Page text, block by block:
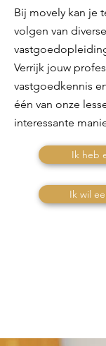
Bij movely kan je
volgen van
Verrijk jouw
vastgoedkennis
één van onze
interessante
Ik heb
Ik wil